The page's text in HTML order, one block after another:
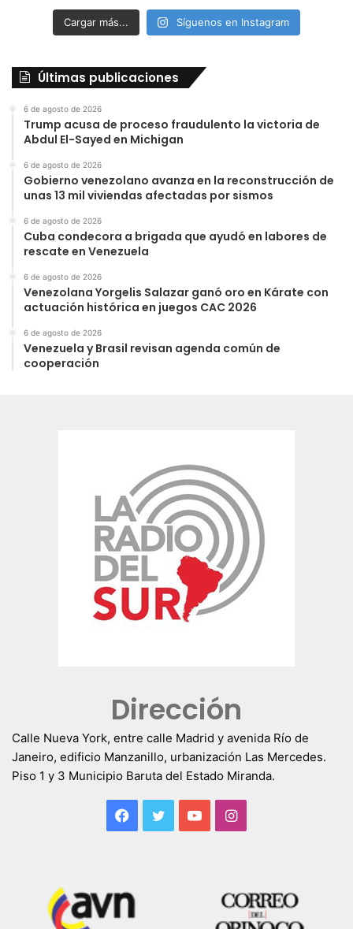
Cargar más... Síguenos en Instagram
Últimas publicaciones
6 de agosto de 2026
Trump acusa de proceso fraudulento la victoria de
Abdul El-Sayed en Michigan
6 de agosto de 2026
Gobierno venezolano avanza en la reconstrucción de
unas 13 mil viviendas afectadas por sismos
6 de agosto de 2026
Cuba condecora a brigada que ayudó en labores de
rescate en Venezuela
6 de agosto de 2026
Venezolana Yorgelis Salazar ganó oro en Kárate con
actuación histórica en juegos CAC 2026
6 de agosto de 2026
Venezuela y Brasil revisan agenda común de
cooperación
Dirección
Calle Nueva York, entre calle Madrid y avenida Río de
Janeiro, edificio Manzanillo, urbanización Las Mercedes.
Piso 1 y 3 Municipio Baruta del Estado Miranda.
Facebook
TwitterYouTubeInstagram